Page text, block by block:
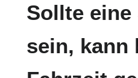
Sollte
sein, kann